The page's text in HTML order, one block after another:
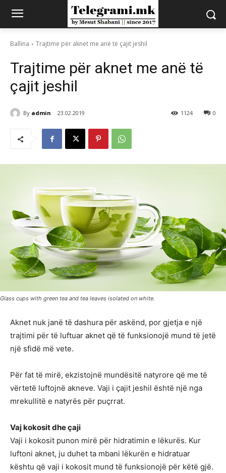
Ballina Trajtime për aknet me anë të çajit jeshil
Trajtime për aknet me anë të
çajit jeshil
By admin 23.02.2019 0
1124
Glass cups with green tea and tea leaves isolated on white.
Aknet nuk janë të dashura për askënd, por gjetja e një
trajtimi për të luftuar aknet që të funksionojë mund të jetë
një sfidë më vete.
Për fat të mirë, ekzistojnë mundësitë natyrore që me të
vërtetë luftojnë akneve. Vaji i çajit jeshil është një nga
mrekullitë e natyrës për puçrrat.
Vaj kokosit dhe çaji
Vaji i kokosit punon mirë për hidratimin e lëkurës. Kur
luftoni aknet, ju duhet ta mbani lëkurën e hidratuar
kështu që vaji i kokosit mund të funksionojë për këtë gjë.